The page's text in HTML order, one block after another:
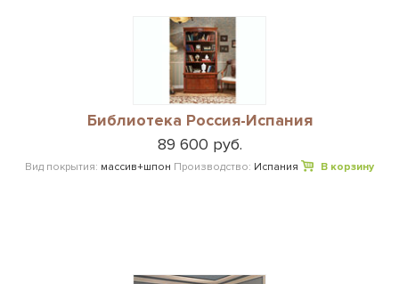
Библиотека Россия-Испания
89 600 руб.
Вид покрытия: массив+шпон Производство: Испания В корзину